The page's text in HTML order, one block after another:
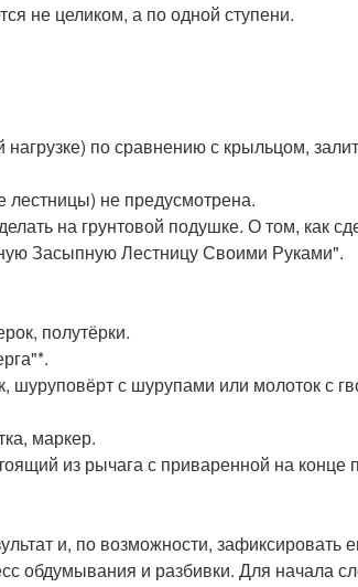
не целиком, а по одной ступени.
по сравнению с крыльцом,
лестницы) не предусмотрена.
на грунтовой подушке. О том, как
Засыпную Лестницу Своими Руками".
полутёрки.
шуруповёрт с шурупами или молоток с
маркер.
из рычага с приваренной на
и, по возможности, зафиксировать
обдумывания и разбивки. Для начала